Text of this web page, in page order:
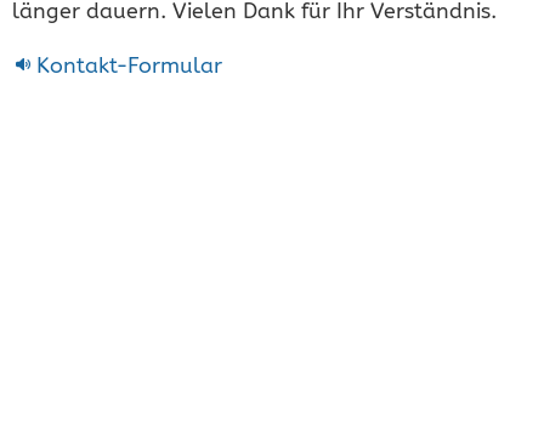
länger dauern. Vielen Dank für Ihr Verständnis.
Kontakt-Formular